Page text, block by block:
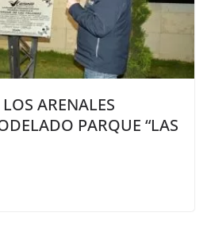
ARENALES
PARQUE “LAS